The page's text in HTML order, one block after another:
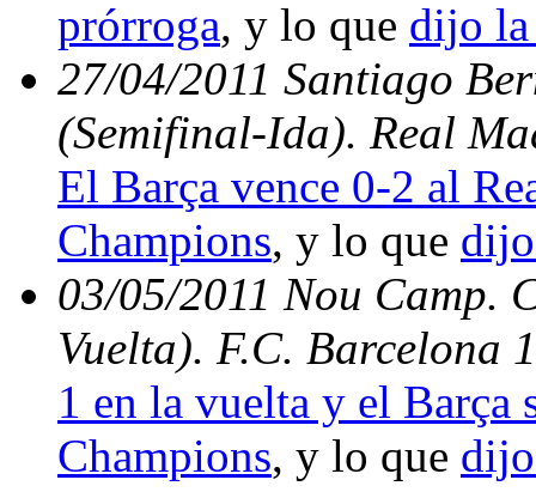
prórroga, y lo que dijo la
27/04/2011 Santiago
(Semifinal-Ida). Real
El Barça vence 0-2 al
Champions, y lo que
03/05/2011 Nou Camp.
Vuelta). F.C. Barcelona
1 en la vuelta y el Barça
Champions, y lo que